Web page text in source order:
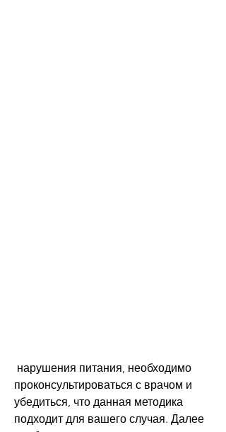
проконсультироваться с врачом и
убедиться, что данная методика
подходит для вашего случая. Далее